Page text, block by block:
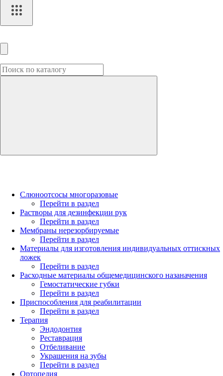
Слюноотсосы многоразовые
Перейти в раздел
Растворы для дезинфекции рук
Перейти в раздел
Мембраны нерезорбируемые
Перейти в раздел
Материалы для изготовления индивидуальных оттискных
ложек
Перейти в раздел
Расходные материалы общемедицинского назаначения
Гемостатические губки
Перейти в раздел
Приспособления для реабилитации
Перейти в раздел
Терапия
Эндодонтия
Реставрация
Отбеливание
Украшения на зубы
Перейти в раздел
Ортопедия